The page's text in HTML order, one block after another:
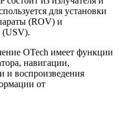
для установки
(ROV) и
(USV).
OTech имеет функции
навигации,
и воспроизведения
от